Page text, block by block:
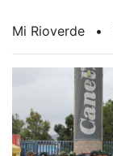
Mi Rioverde •